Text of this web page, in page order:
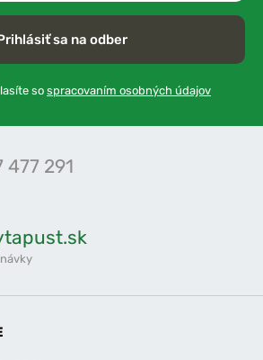
sa na odber
so spracovaním osobných údajov
477 291